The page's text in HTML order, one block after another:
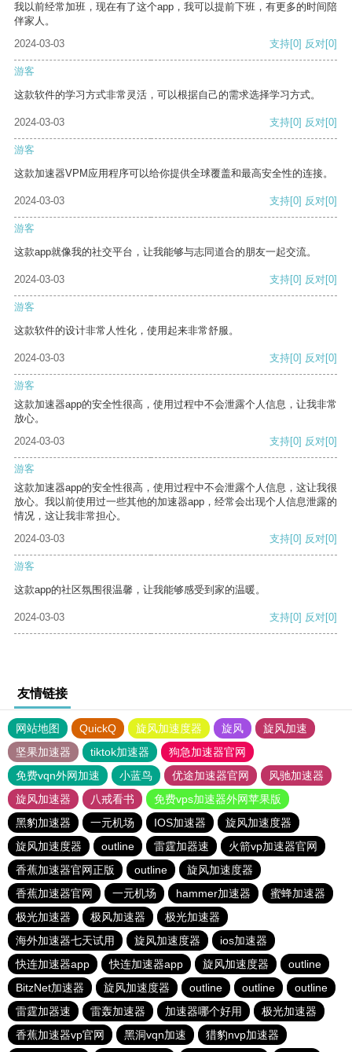
我以前经常加班，现在有了这个app，我可以提前下班，有更多的时间陪
伴家人。
2024-03-03
支持[0] 反对[0]
游客
这款软件的学习方式非常灵活，可以根据自己的需求选择学习方式。
2024-03-03 支持[0] 反对[0]
游客
这款加速器VPM应用程序可以给你提供全球覆盖和最高安全性的连接。
2024-03-03 支持[0] 反对[0]
游客
这款app就像我的社交平台，让我能够与志同道合的朋友一起交流。
2024-03-03 支持[0] 反对[0]
游客
这款软件的设计非常人性化，使用起来非常舒服。
2024-03-03 支持[0] 反对[0]
游客
这款加速器app的安全性很高，使用过程中不会泄露个人信息，让我非常
放心。
2024-03-03
支持[0] 反对[0]
游客
这款加速器app的安全性很高，使用过程中不会泄露个人信息，这让我很
放心。我以前使用过一些其他的加速器app，经常会出现个人信息泄露的
情况，这让我非常担心。
2024-03-03
支持[0] 反对[0]
游客
这款app的社区氛围很温馨，让我能够感受到家的温暖。
2024-03-03 支持[0] 反对[0]
友情链接
网站地图 QuickQ 旋风加速度器 旋风
旋风加速
坚果加速器
tiktok加速器
狗急加速器官网
免费vqn外网加速
小蓝鸟 优途加速器官网
风驰加速器
旋风加速器
八戒看书
免费vps加速器外网苹果版
黑豹加速器
一元机场 IOS加速器
旋风加速度器
旋风加速度器
outline 雷霆加器速
火箭vp加速器官网
香蕉加速器官网正版
outline
旋风加速度器
香蕉加速器官网
一元机场 hammer加速器
蜜蜂加速器
极光加速器
极风加速器
极光加速器
海外加速器七天试用
旋风加速度器
ios加速器
快连加速器app
快连加速器app 旋风加速度器
outline
BitzNet加速器
旋风加速度器 outline outline
outline
雷霆加器速
雷轰加速器 加速器哪个好用
极光加速器
香蕉加速器vp官网
黑洞vqn加速 猎豹nvp加速器